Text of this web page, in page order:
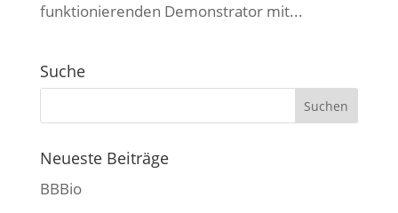
funktionierenden Demonstrator mit...
Suche
Neueste Beiträge
BBBio